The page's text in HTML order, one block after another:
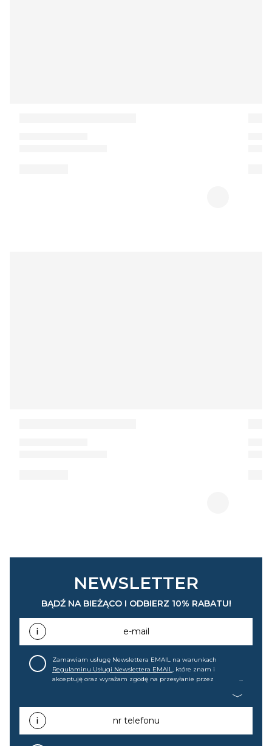
NEWSLETTER
BĄDŹ NA BIEŻĄCO I ODBIERZ 10% RABATU!
e-mail
Zamawiam usługę Newslettera EMAIL na warunkach
Regulaminu Usługi Newslettera EMAIL, które znam i
akceptuję oraz wyrażam zgodę na przesyłanie przez
promocjach, wyprzedażach). Wiem, że mogę tę zgodę w
każdej chwili cofnąć.nr telefonu